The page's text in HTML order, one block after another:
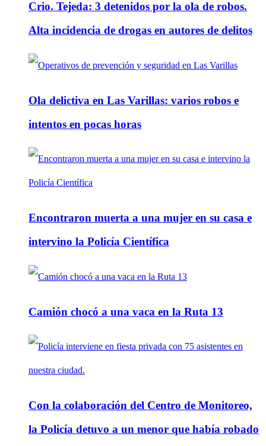
Crio. Tejeda: 3 detenidos por la ola de robos.
Alta incidencia de drogas en autores de delitos
Ola delictiva en Las Varillas: varios robos e
intentos en pocas horas
Encontraron muerta a una mujer en su casa e
intervino la Policía Científica
Camión chocó a una vaca en la Ruta 13
Con la colaboración del Centro de Monitoreo,
la Policía detuvo a un menor que había robado